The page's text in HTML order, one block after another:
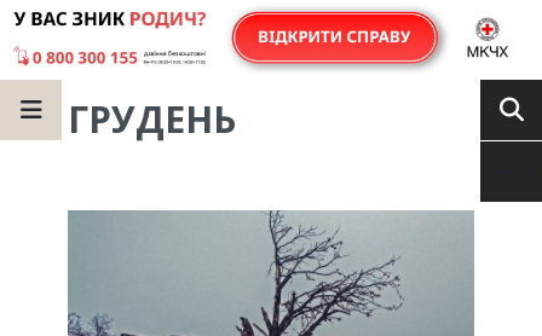
ГРУДЕНЬ